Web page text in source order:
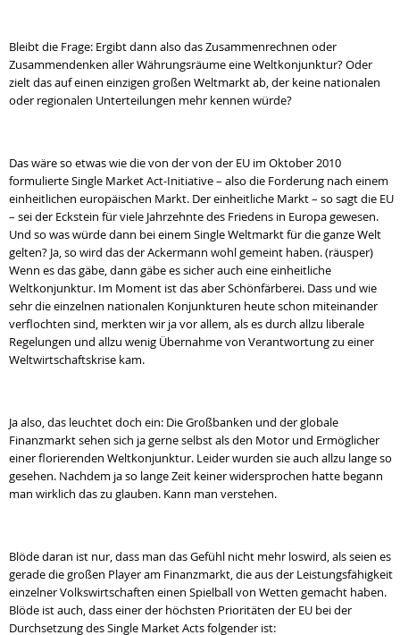
Bleibt die Frage: Ergibt dann also das Zusammenrechnen oder
Zusammendenken aller Währungsräume eine Weltkonjunktur? Oder
zielt das auf einen einzigen großen Weltmarkt ab, der keine nationalen
oder regionalen Unterteilungen mehr kennen würde?
Das wäre so etwas wie die von der von der EU im Oktober 2010
formulierte Single Market Act-Initiative – also die Forderung nach einem
einheitlichen europäischen Markt. Der einheitliche Markt – so sagt die EU
– sei der Eckstein für viele Jahrzehnte des Friedens in Europa gewesen.
Und so was würde dann bei einem Single Weltmarkt für die ganze Welt
gelten? Ja, so wird das der Ackermann wohl gemeint haben. (räusper)
Wenn es das gäbe, dann gäbe es sicher auch eine einheitliche
Weltkonjunktur. Im Moment ist das aber Schönfärberei. Dass und wie
sehr die einzelnen nationalen Konjunkturen heute schon miteinander
verflochten sind, merkten wir ja vor allem, als es durch allzu liberale
Regelungen und allzu wenig Übernahme von Verantwortung zu einer
Weltwirtschaftskrise kam.
Ja also, das leuchtet doch ein: Die Großbanken und der globale
Finanzmarkt sehen sich ja gerne selbst als den Motor und Ermöglicher
einer florierenden Weltkonjunktur. Leider wurden sie auch allzu lange so
gesehen. Nachdem ja so lange Zeit keiner widersprochen hatte begann
man wirklich das zu glauben. Kann man verstehen.
Blöde daran ist nur, dass man das Gefühl nicht mehr loswird, als seien es
gerade die großen Player am Finanzmarkt, die aus der Leistungsfähigkeit
einzelner Volkswirtschaften einen Spielball von Wetten gemacht haben.
Blöde ist auch, dass einer der höchsten Prioritäten der EU bei der
Durchsetzung des Single Market Acts folgender ist: